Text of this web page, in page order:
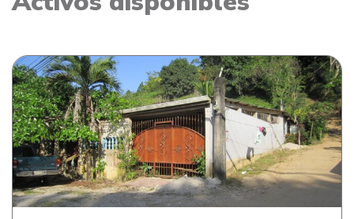
Lote de Terreno con casa de habitacion en Comunidad
de Milla Cuatro